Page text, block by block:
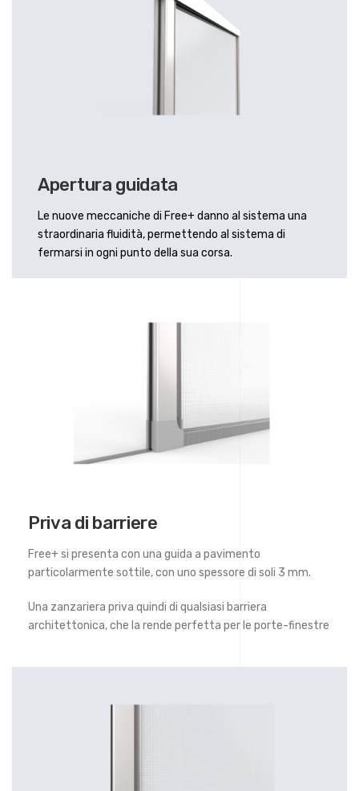
Apertura guidata
Le nuove meccaniche di Free+ danno al sistema una
straordinaria fluidità, permettendo al sistema di
fermarsi in ogni punto della sua corsa.
Priva di barriere
Free+ si presenta con una guida a pavimento
particolarmente sottile, con uno spessore di soli 3 mm.
Una zanzariera priva quindi di qualsiasi barriera
architettonica, che la rende perfetta per le porte-finestre